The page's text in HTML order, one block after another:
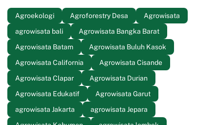
Agroekologi Agroforestry Desa
Agrowisata
agrowisata bali
Agrowisata Bangka Barat
Agrowisata Batam
Agrowisata Buluh Kasok
Agrowisata California
Agrowisata Cisande
Agrowisata Clapar
Agrowisata Durian
Agrowisata Edukatif
Agrowisata Garut
agrowisata Jakarta
agrowisata Jepara